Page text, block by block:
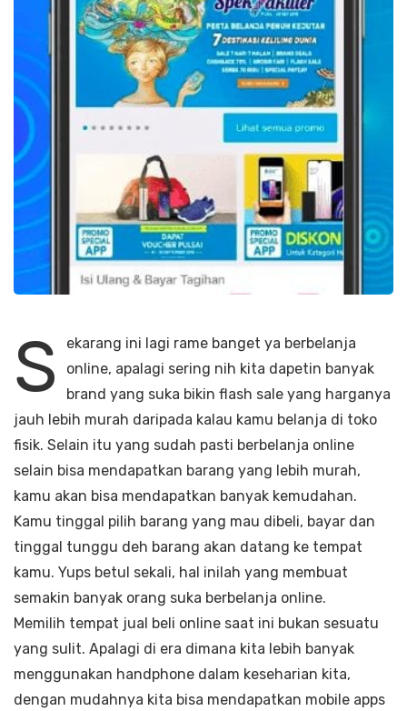
S
ekarang ini lagi rame banget ya berbelanja
online, apalagi sering nih kita dapetin banyak
brand yang suka bikin flash sale yang harganya
jauh lebih murah daripada kalau kamu belanja di toko
fisik. Selain itu yang sudah pasti berbelanja online
selain bisa mendapatkan barang yang lebih murah,
kamu akan bisa mendapatkan banyak kemudahan.
Kamu tinggal pilih barang yang mau dibeli, bayar dan
tinggal tunggu deh barang akan datang ke tempat
kamu. Yups betul sekali, hal inilah yang membuat
semakin banyak orang suka berbelanja online.
Memilih tempat jual beli online saat ini bukan sesuatu
yang sulit. Apalagi di era dimana kita lebih banyak
menggunakan handphone dalam keseharian kita,
dengan mudahnya kita bisa mendapatkan mobile apps